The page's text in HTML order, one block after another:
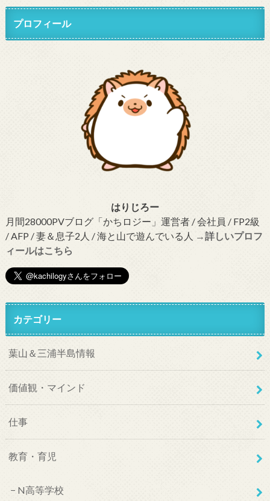
プロフィール
はりじろー
月間28000PVブログ「かちロジー」運営者 / 会社員 / FP2級
/ AFP / 妻＆息子2人 / 海と山で遊んでいる人 →詳しいプロフ
ィールはこちら
カテゴリー
葉山＆三浦半島情報
価値観・マインド
仕事
教育・育児
N高等学校